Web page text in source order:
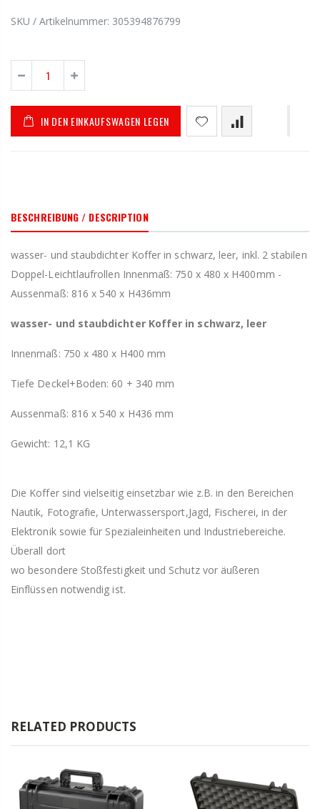
SKU / Artikelnummer: 305394876799
IN DEN EINKAUFSWAGEN LEGEN
BESCHREIBUNG / DESCRIPTION
wasser- und staubdichter Koffer in schwarz, leer, inkl. 2 stabilen
Doppel-Leichtlaufrollen Innenmaß: 750 x 480 x H400mm -
Aussenmaß: 816 x 540 x H436mm
wasser- und staubdichter Koffer in schwarz, leer
Innenmaß: 750 x 480 x H400 mm
Tiefe Deckel+Boden: 60 + 340 mm
Aussenmaß: 816 x 540 x H436 mm
Gewicht: 12,1 KG
Die Koffer sind vielseitig einsetzbar wie z.B. in den Bereichen
Nautik, Fotografie, Unterwassersport,Jagd, Fischerei, in der
Elektronik sowie für Spezialeinheiten und Industriebereiche.
Überall dort
wo besondere Stoßfestigkeit und Schutz vor äußeren
Einflüssen notwendig ist.
RELATED PRODUCTS